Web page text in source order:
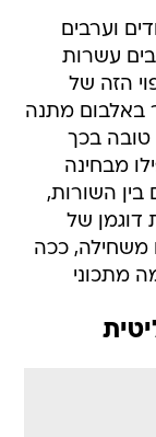
וערבים
עשרות
הזה של
באלבום מתנה
טובה בכך
מבחינה
בין השורות,
דוגמן של
משחילה, ככה
מתכוני